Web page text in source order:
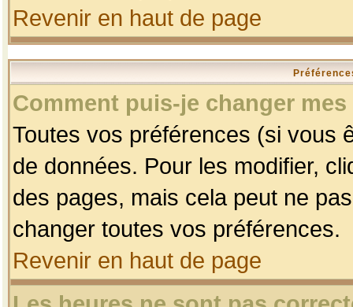
Revenir en haut de page
Comment puis-je changer
Toutes vos préférences (si vous
de données. Pour les modifier,
des pages, mais cela peut ne
changer toutes vos préférences.
Revenir en haut de page